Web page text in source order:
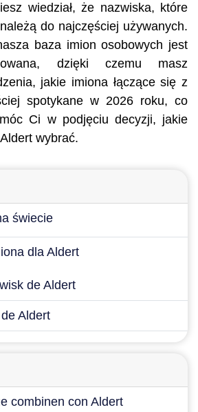
wiedział, że nazwiska, które
do najczęściej używanych.
baza imion osobowych jest
dzięki czemu masz
jakie imiona łączące się z
spotykane w 2026 roku, co
Ci w podjęciu decyzji, jakie
wybrać.
świecie
dla Aldert
de Aldert
Aldert
combinen con Aldert